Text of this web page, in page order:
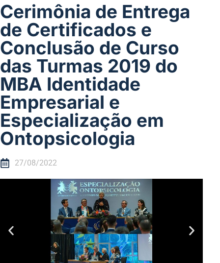
Cerimônia de Entrega
de Certificados e
Conclusão de Curso
das Turmas 2019 do
MBA Identidade
Empresarial e
Especialização em
Ontopsicologia
27/08/2022